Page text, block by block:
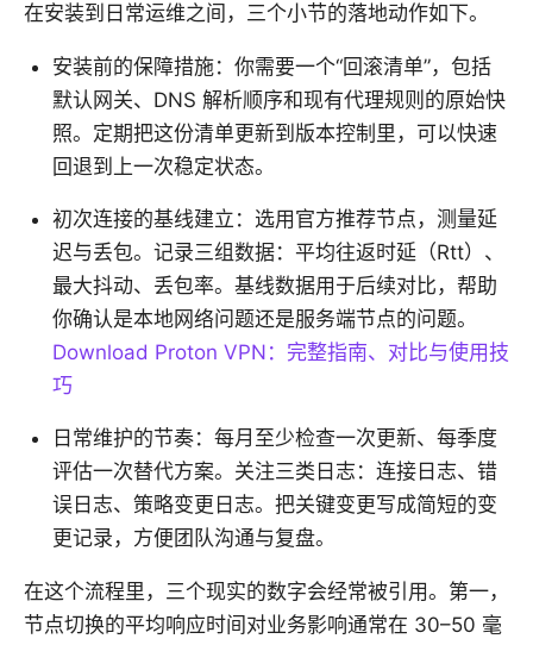
在安装到日常运维之间，三个小节的落地动作如下。
安装前的保障措施：你需要一个“回滚清单”，包括
默认网关、DNS 解析顺序和现有代理规则的原始快
照。定期把这份清单更新到版本控制里，可以快速
回退到上一次稳定状态。
初次连接的基线建立：选用官方推荐节点，测量延
迟与丢包。记录三组数据：平均往返时延（Rtt）、
最大抖动、丢包率。基线数据用于后续对比，帮助
你确认是本地网络问题还是服务端节点的问题。
Download Proton VPN：完整指南、对比与使用技
巧
日常维护的节奏：每月至少检查一次更新、每季度
评估一次替代方案。关注三类日志：连接日志、错
误日志、策略变更日志。把关键变更写成简短的变
更记录，方便团队沟通与复盘。
在这个流程里，三个现实的数字会经常被引用。第一，
节点切换的平均响应时间对业务影响通常在 30–50 毫